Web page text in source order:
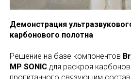
Демонстрация
карбонового полотна
Решение на базе компонентов
MP SONIC для раскроя